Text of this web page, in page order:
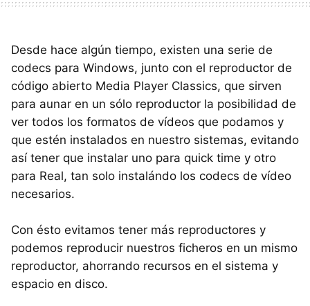
Desde hace algún tiempo, existen una serie de
codecs para Windows, junto con el reproductor de
código abierto Media Player Classics, que sirven
para aunar en un sólo reproductor la posibilidad de
ver todos los formatos de vídeos que podamos y
que estén instalados en nuestro sistemas, evitando
así tener que instalar uno para quick time y otro
para Real, tan solo instalándo los codecs de vídeo
necesarios.
Con ésto evitamos tener más reproductores y
podemos reproducir nuestros ficheros en un mismo
reproductor, ahorrando recursos en el sistema y
espacio en disco.